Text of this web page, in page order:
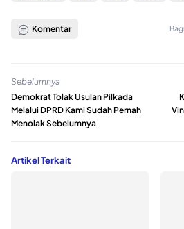
Komentar
Sebelumnya
Demokrat Tolak Usulan Pilkada
Melalui DPRD Kami Sudah Pernah
Menolak Sebelumnya
Artikel Terkait